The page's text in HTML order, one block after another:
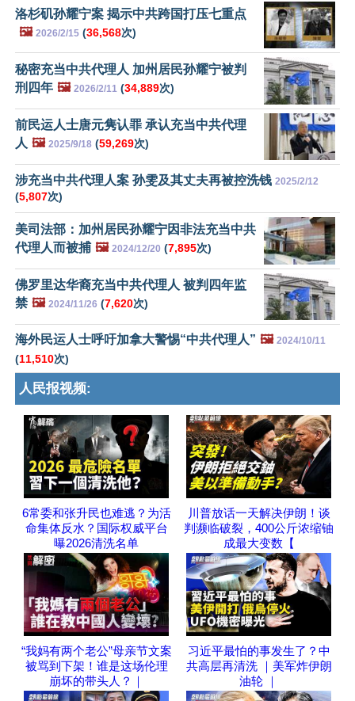
洛杉矶孙耀宁案 揭示中共跨国打压七重点
🖼️ 2026/2/15 (36,568次)
秘密充当中共代理人 加州居民孙耀宁被判
刑四年 🖼️ 2026/2/11 (34,889次)
前民运人士唐元隽认罪 承认充当中共代理
人 🖼️ 2025/9/18 (59,269次)
涉充当中共代理人案 孙雯及其丈夫再被控洗钱 2025/2/12
(5,807次)
美司法部：加州居民孙耀宁因非法充当中共
代理人而被捕 🖼️ 2024/12/20 (7,895次)
佛罗里达华裔充当中共代理人 被判四年监
禁 🖼️ 2024/11/26 (7,620次)
海外民运人士呼吁加拿大警惕“中共代理人” 🖼️ 2024/10/11
(11,510次)
人民报视频:
6常委和张升民也难逃？为活
命集体反水？国际权威平台
曝2026清洗名单
川普放话一天解决伊朗！谈
判濒临破裂，400公斤浓缩铀
成最大变数【
“我妈有两个老公”母亲节文案
被骂到下架！谁是这场伦理
崩坏的带头人？｜
习近平最怕的事发生了？中
共高层再清洗 ｜美军炸伊朗
油轮 ｜